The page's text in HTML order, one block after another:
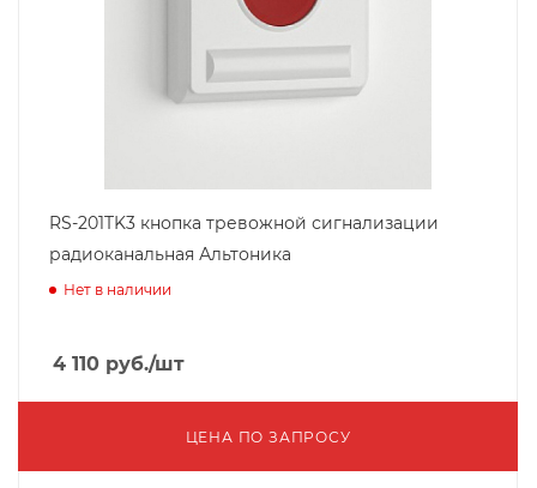
RS-201TK3 кнопка тревожной сигнализации
радиоканальная Альтоника
Нет в наличии
4 110 руб./шт
ЦЕНА ПО ЗАПРОСУ